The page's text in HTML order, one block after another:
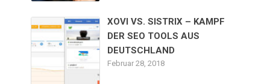
XOVI VS. SISTRIX – KAMPF
DER SEO TOOLS AUS
DEUTSCHLAND
Februar 28, 2018